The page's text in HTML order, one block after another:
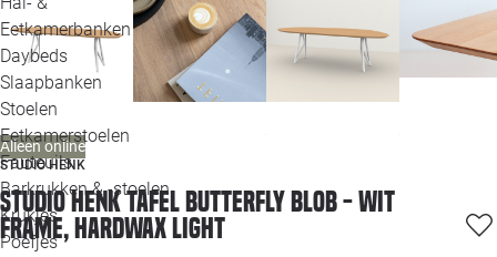
Eetkamerbanken
Daybeds
Slaapbanken
Stoelen
Eetkamerstoelen
Fauteuils
Barkrukken & -stoelen
Krukjes
Poefjes
Alleen online
STUDIO HENK
Studio HENK tafel Butterfly Blob - wit
frame, hardwax light